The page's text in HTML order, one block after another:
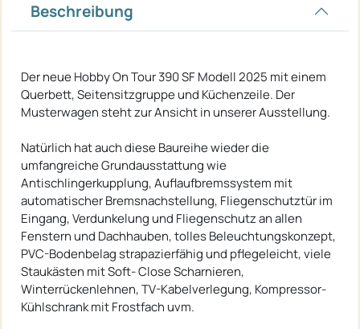
Beschreibung
Der neue Hobby On Tour 390 SF Modell 2025 mit einem
Querbett, Seitensitzgruppe und Küchenzeile. Der
Musterwagen steht zur Ansicht in unserer Ausstellung.
Natürlich hat auch diese Baureihe wieder die
umfangreiche Grundausstattung wie
Antischlingerkupplung, Auflaufbremssystem mit
automatischer Bremsnachstellung, Fliegenschutztür im
Eingang, Verdunkelung und Fliegenschutz an allen
Fenstern und Dachhauben, tolles Beleuchtungskonzept,
PVC-Bodenbelag strapazierfähig und pflegeleicht, viele
Staukästen mit Soft- Close Scharnieren,
Winterrückenlehnen, TV-Kabelverlegung, Kompressor-
Kühlschrank mit Frostfach uvm.